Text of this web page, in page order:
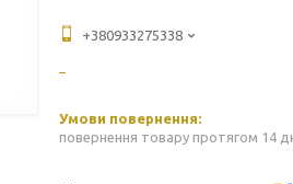
+380933275338
повернення товару протягом 14